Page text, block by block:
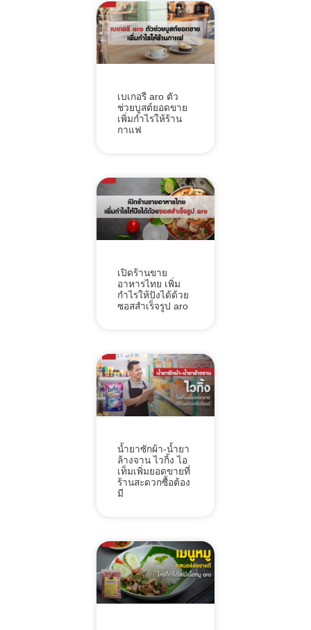
เบเกอรี aro ตัว
ช่วยบูสต์ยอดขาย
เพิ่มกำไรให้ร้าน
กาแฟ
เปิดร้านขาย
อาหารไทย เพิ่ม
กำไรให้ปังได้ด้วย
ซอสสำเร็จรูป aro
น้ำยาซักผ้า-น้ำยา
ล้างจาน ไวกิ้ง ไอ
เท็มเพิ่มยอดขายที่
ร้านสะดวกซื้อต้อง
มี